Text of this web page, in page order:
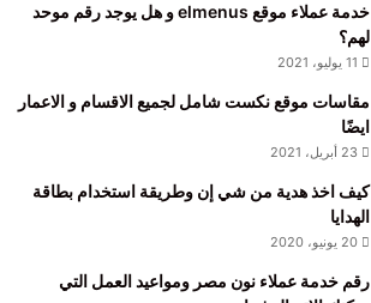
خدمة عملاء موقع elmenus و هل يوجد رقم موحد
لهم؟
11 يوليو، 2021
مقاسات موقع نكست شامل لجميع الاقسام و الاعمار
ايضًا
23 أبريل، 2021
كيف اخذ هدية من شي إن وطريقة استخدام بطاقة
الهدايا
20 يونيو، 2020
رقم خدمة عملاء نون مصر ومواعيد العمل التي